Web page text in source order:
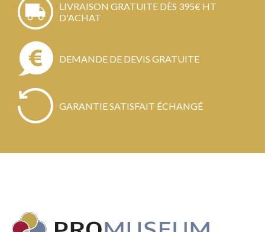
LIVRAISON GRATUITE DÈS 395€ HT
D'ACHAT
DEMANDE DE DEVIS GRATUITE
GARANTIE SATISFAIT ÉCHANGÉ